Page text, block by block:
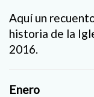
Aquí un
historia de la
2016.
Enero